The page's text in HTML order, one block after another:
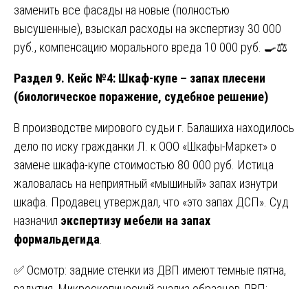
заменить все фасады на новые (полностью
высушенные), взыскал расходы на экспертизу 30 000
руб., компенсацию морального вреда 10 000 руб. 🍳⚖️
Раздел 9. Кейс №4: Шкаф-купе – запах плесени
(биологическое поражение, судебное решение)
В производстве мирового судьи г. Балашиха находилось
дело по иску гражданки Л. к ООО «Шкафы-Маркет» о
замене шкафа-купе стоимостью 80 000 руб. Истица
жаловалась на неприятный «мышиный» запах изнутри
шкафа. Продавец утверждал, что «это запах ДСП». Суд
назначил экспертизу мебели на запах
формальдегида.
✅ Осмотр: задние стенки из ДВП имеют темные пятна,